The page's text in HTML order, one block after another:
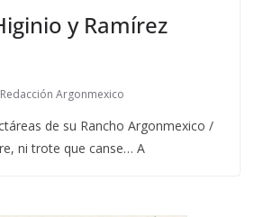
y Ramírez
Redacción Argonmexico
de su Rancho Argonmexico /
ni trote que canse… A